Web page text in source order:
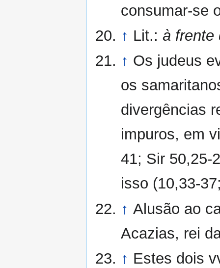
consumar-se
↑ Lit.: à frente
↑ Os judeus
os
divergências
impuros, em
41; Sir 50,25-
isso (10,33-
↑ Alusão ao
Acazias, rei
↑ Estes dois